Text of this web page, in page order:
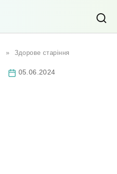
» Здорове старіння
05.06.2024